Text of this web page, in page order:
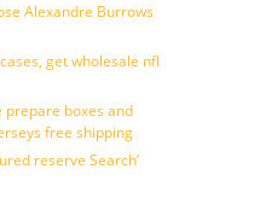
Alexandre Burrows
get wholesale nfl
boxes and
free shipping
reserve Search’